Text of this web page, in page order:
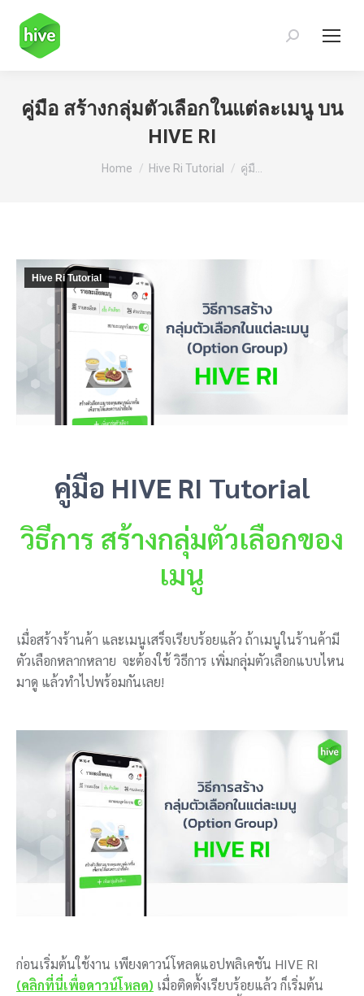
Search:
คู่มือ สร้างกลุ่มตัวเลือกในแต่ละเมนู บน
HIVE RI
You are here:
Home Hive Ri Tutorial คู่มื…
Hive Ri Tutorial
คู่มือ HIVE RI Tutorial
วิธีการ สร้างกลุ่มตัวเลือกของ
เมนู
เมื่อสร้างร้านค้า และเมนูเสร็จเรียบร้อยแล้ว ถ้าเมนูในร้านค้ามี
ตัวเลือกหลากหลาย จะต้องใช้ วิธีการ เพิ่มกลุ่มตัวเลือกแบบไหน
มาดู แล้วทำไปพร้อมกันเลย!
ก่อนเริ่มต้นใช้งาน เพียงดาวน์โหลดแอปพลิเคชัน HIVE RI
(คลิกที่นี่เพื่อดาวน์โหลด) เมื่อติดตั้งเรียบร้อยแล้ว ก็เริ่มต้น